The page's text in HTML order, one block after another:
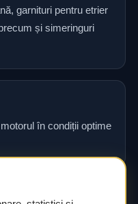
garnituri pentru etrier
și simeringuri
în condiții optime
tehnică